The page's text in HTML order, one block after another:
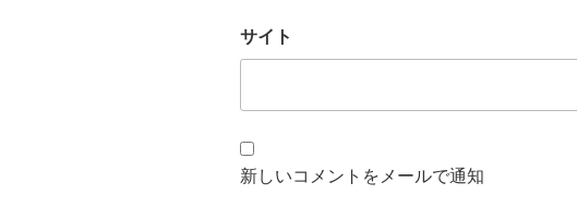
サイト
新しいコメントをメールで通知